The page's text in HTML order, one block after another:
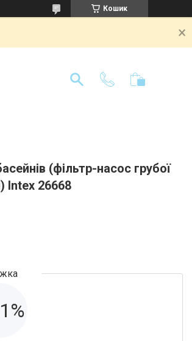
Кошик
(фільтр-насос грубої
Intex 26668